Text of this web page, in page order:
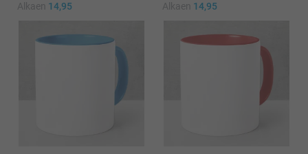
Alkaen 14,95 Alkaen 14,95